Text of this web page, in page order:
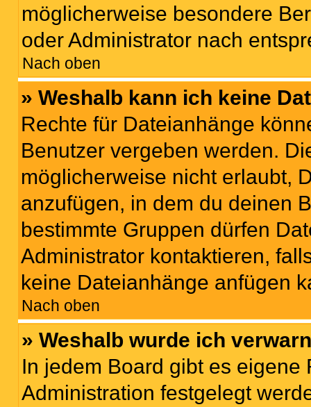
möglicherweise besondere
oder Administrator nach
Nach oben
» Weshalb kann ich keine
Rechte für Dateianhänge
Benutzer vergeben werden.
möglicherweise nicht erlaubt,
anzufügen, in dem du deinen
bestimmte Gruppen dürfen
Administrator kontaktieren,
keine Dateianhänge anfügen
Nach oben
» Weshalb wurde ich
In jedem Board gibt es
Administration festgelegt